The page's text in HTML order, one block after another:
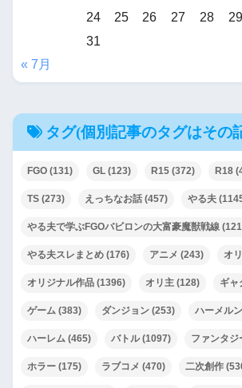
24
25 26 27 28 29
31
« 7月
タグ(個別記事のタグはその
FGO (131) GL (123) R15 (372) R18
TS (273) えっちなお話 (457) やる夫
やる夫で学ぶFGOバビロンの大富豪魔獣戦線
やる夫スレまとめ (176) アニメ (243) オ
オリジナル作品 (1396) オリ主 (128) ギャ
ゲーム (383) ダンジョン (253) ハーメルン
ハーレム (465) バトル(1097) ファンタジ
ホラー (175) ラブコメ (470) 二次創作